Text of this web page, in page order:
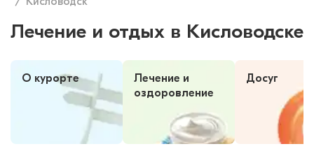
Лечение и отдых в Кисловодске
О курорте
Лечение и
оздоровление
Досуг